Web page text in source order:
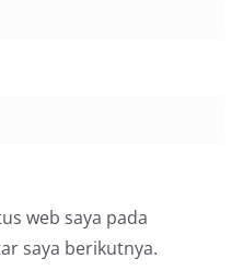
web saya pada
saya berikutnya.